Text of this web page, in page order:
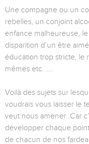
Une compagne ou un
rebelles, un conjoint
enfance malheureuse,
disparition d’un être
éducation trop stricte, le
mêmes etc. ….
Voilà des sujets sur
voudrais vous laisser le
veut nous amener. Car
développer chaque
de chacun de nos